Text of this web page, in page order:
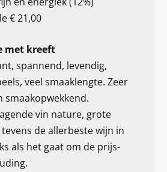
€ 21,00
met kreeft
spannend, levendig,
veel smaaklengte. Zeer
smaakopwekkend.
vin nature, grote
de allerbeste wijn in
als het gaat om de prijs-